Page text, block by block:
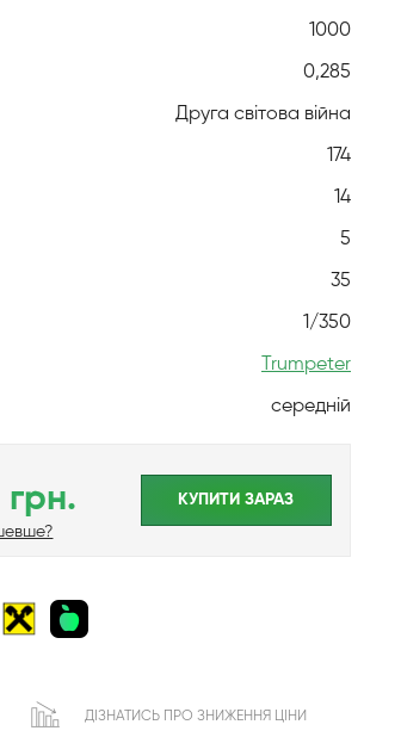
1000
0,285
Друга світова війна
174
14
5
35
1/350
Trumpeter
середній
грн. КУПИТИ ЗАРАЗ
ДІЗНАТИСЬ ПРО ЗНИЖЕННЯ ЦІНИ